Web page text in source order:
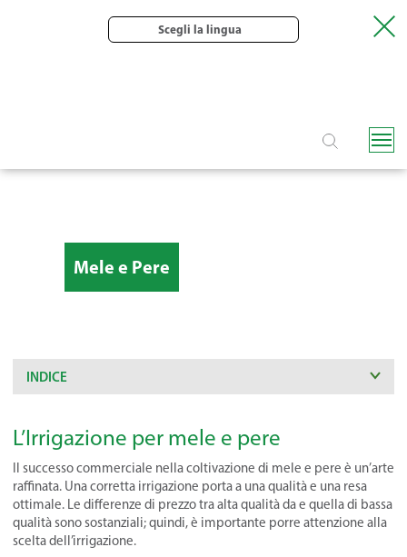
Scegli la lingua
Mele e Pere
L’Irrigazione per mele e pere
Il successo commerciale nella coltivazione di mele e pere è un’arte
raffinata. Una corretta irrigazione porta a una qualità e una resa
ottimale. Le differenze di prezzo tra alta qualità da e quella di bassa
qualità sono sostanziali; quindi, è importante porre attenzione alla
scelta dell’irrigazione.
INDICE